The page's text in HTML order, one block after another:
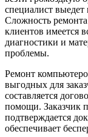
специалист
Сложность
клиентов имеется
диагностики и
проблемы.
Ремонт
выгодных для
составляется
помощи. Заказчик
подтверждается
обеспечивает